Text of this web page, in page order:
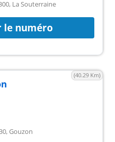
La Souterraine
numéro
(40.29 Km)
Gouzon